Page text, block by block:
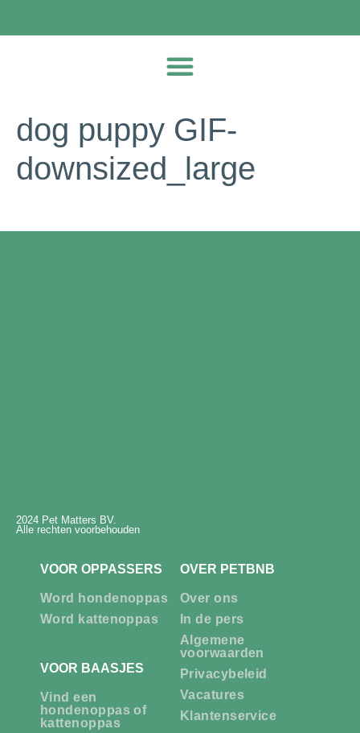
dog puppy GIF-
downsized_large
2024 Pet Matters BV.
Alle rechten voorbehouden
VOOR OPPASSERS
Word hondenoppas
Word kattenoppas
VOOR BAASJES
Vind een
hondenoppas of
kattenoppas
OVER PETBNB
Over ons
In de pers
Algemene
voorwaarden
Privacybeleid
Vacatures
Klantenservice